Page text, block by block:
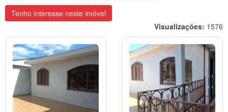
Tenho interesse neste imóvel
Visualizações: 1576